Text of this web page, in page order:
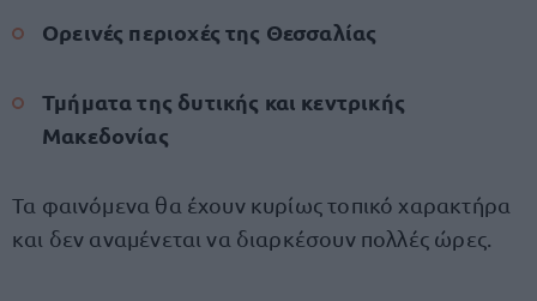
Ορεινές περιοχές της Θεσσαλίας
Τμήματα της δυτικής και κεντρικής
Μακεδονίας
Τα φαινόμενα θα έχουν κυρίως τοπικό χαρακτήρα
και δεν αναμένεται να διαρκέσουν πολλές ώρες.